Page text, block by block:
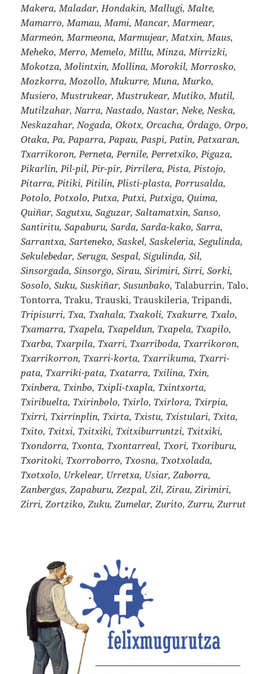
Makera, Maladar, Hondakin, Mallugi, Malte,
Mamarro, Mamau, Mami, Mancar, Marmear,
Marmeón, Marmeona, Marmujear, Matxin, Maus,
Meheko, Merro, Memelo, Millu, Minza, Mirrizki,
Mokotza, Molintxin, Mollina, Morokil, Morrosko,
Mozkorra, Mozollo, Mukurre, Muna, Murko,
Musiero, Mustrukear, Mustrukear, Mutiko, Mutil,
Mutilzahar, Narra, Nastado, Nastar, Neke, Neska,
Neskazahar, Nogada, Okotx, Orcacha, Órdago, Orpo,
Otaka, Pa, Paparra, Papau, Paspi, Patin, Patxaran,
Txarrikoron, Perneta, Pernile, Perretxiko, Pigaza,
Pikarlin, Pil-pil, Pir-pir, Pirrilera, Pista, Pistojo,
Pitarra, Pitiki, Pitilin, Plisti-plasta, Porrusalda,
Potolo, Potxolo, Putxa, Putxi, Putxiga, Quima,
Quiñar, Sagutxu, Saguzar, Saltamatxin, Sanso,
Santiritu, Sapaburu, Sarda, Sarda-kako, Sarra,
Sarrantxa, Sarteneko, Saskel, Saskeleria, Segulinda,
Sekulebedar, Seruga, Sespal, Sigulinda, Sil,
Sinsorgada, Sinsorgo, Sirau, Sirimiri, Sirri, Sorki,
Sosolo, Suku, Suskiñar, Susunbako, Talaburrin, Talo,
Tontorra, Traku, Trauski, Trauskileria, Tripandi,
Tripisurri, Txa, Txahala, Txakoli, Txakurre, Txalo,
Txamarra, Txapela, Txapeldun, Txapela, Txapilo,
Txarba, Txarpila, Txarri, Txarriboda, Txarrikoron,
Txarrikorron, Txarri-korta, Txarrikuma, Txarri-
pata, Txarriki-pata, Txatarra, Txilina, Txin,
Txinbera, Txinbo, Txipli-txapla, Txintxorta,
Txiribuelta, Txirinbolo, Txirlo, Txirlora, Txirpia,
Txirri, Txirrinplin, Txirta, Txistu, Txistulari, Txita,
Txito, Txitxi, Txitxiki, Txitxiburruntzi, Txitxiki,
Txondorra, Txonta, Txontarreal, Txori, Txoriburu,
Txoritoki, Txorroborro, Txosna, Txotxolada,
Txotxolo, Urkelear, Urretxa, Usiar, Zaborra,
Zanbergas, Zapaburu, Zezpal, Zil, Zirau, Zirimiri,
Zirri, Zortziko, Zuku, Zumelar, Zurito, Zurru, Zurrut